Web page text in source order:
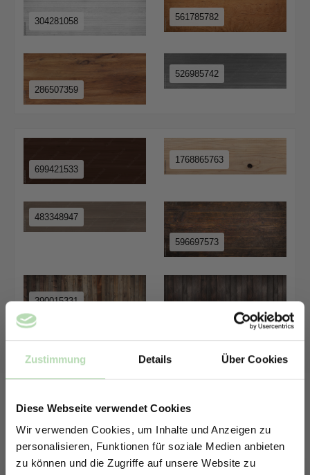
Zustimmung Details Über Cookies
Diese Webseite verwendet Cookies
Wir verwenden Cookies, um Inhalte und Anzeigen zu
personalisieren, Funktionen für soziale Medien anbieten
zu können und die Zugriffe auf unsere Website zu
304281058 561785782
286507359
526985742
699421533
1768865763
483348947
596697573
390015331
286507312